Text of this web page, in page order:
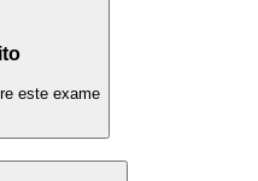
este exame